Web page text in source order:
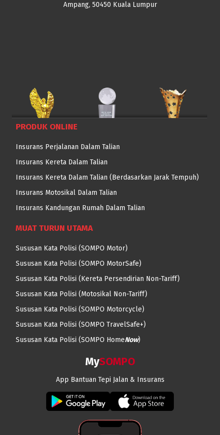
Ampang, 50450 Kuala Lumpur
PRODUK ONLINE
Insurans Perjalanan Dalam Talian
Insurans Kereta Dalam Talian
Insurans Kereta Dalam Talian (Berdasarkan Jarak Tempuh)
Insurans Motosikal Dalam Talian
Insurans Kandungan Rumah Dalam Talian
MUAT TURUN UTAMA
Sususan Kata Polisi (SOMPO Motor)
Sususan Kata Polisi (SOMPO MotorSafe)
Sususan Kata Polisi (Kereta Persendirian Non-Tariff)
Sususan Kata Polisi (Motosikal Non-Tariff)
Sususan Kata Polisi (SOMPO Motorcycle)
Sususan Kata Polisi (SOMPO TravelSafe+)
Sususan Kata Polisi (SOMPO HomeNow)
MySOMPO
App Bantuan Tepi Jalan & Insurans